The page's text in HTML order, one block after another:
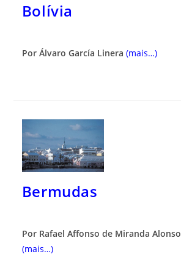
Bolívia
Por Álvaro García Linera (mais…)
Bermudas
Por Rafael Affonso de Miranda Alonso
(mais…)